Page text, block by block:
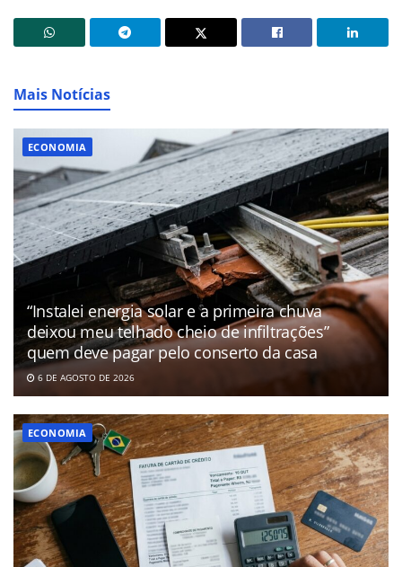
Mais Notícias
ECONOMIA
“Instalei energia solar e a primeira chuva
deixou meu telhado cheio de infiltrações”
quem deve pagar pelo conserto da casa
6 DE AGOSTO DE 2026
ECONOMIA